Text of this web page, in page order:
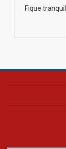
Fique